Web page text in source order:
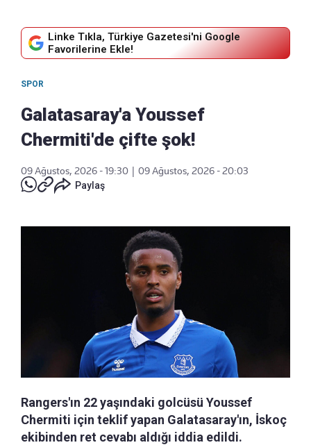
Linke Tıkla, Türkiye Gazetesi'ni Google
Favorilerine Ekle!
SPOR
Galatasaray'a Youssef
Chermiti'de çifte şok!
09 Ağustos, 2026 - 19:30 | 09 Ağustos, 2026 - 20:03
Paylaş
Rangers'ın 22 yaşındaki golcüsü Youssef
Chermiti için teklif yapan Galatasaray'ın, İskoç
ekibinden ret cevabı aldığı iddia edildi.